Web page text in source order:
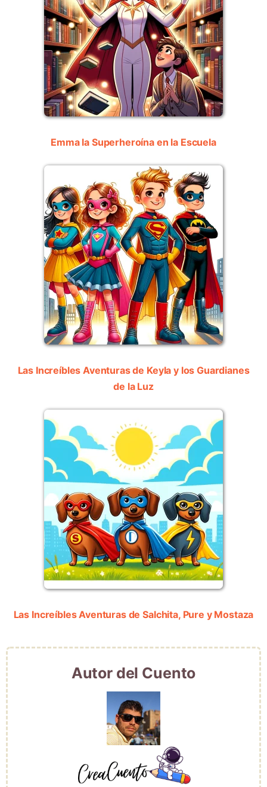
Emma la Superheroína en la Escuela
Las Increíbles Aventuras de Keyla y los Guardianes
de la Luz
Las Increíbles Aventuras de Salchita, Pure y Mostaza
Autor del Cuento